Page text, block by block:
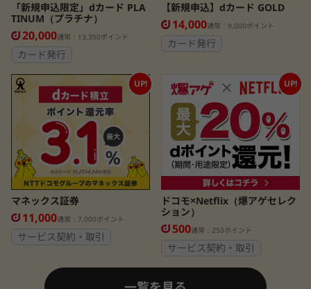
「新規申込限定」dカード PLA
TINUM（プラチナ）
20,000通常：13,350ポイント
カード発行
【新規申込】dカード GOLD
14,000通常：9,000ポイント
カード発行
UP!
マネックス証券
11,000通常：7,000ポイント
サービス契約・取引
UP!
ドコモ×Netflix（爆アゲセレク
ション）
500通常：250ポイント
サービス契約・取引